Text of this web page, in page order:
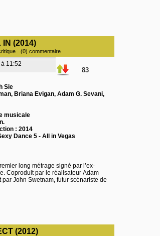
(2014)
(0) commentaire
11:52
83
Sie
Briana Evigan, Adam G. Sevani,
musicale
: 2014
Dance 5 - All in Vegas
long métrage signé par l’ex-
Coproduit par le réalisateur Adam
par John Swetnam, futur scénariste de
(2012)